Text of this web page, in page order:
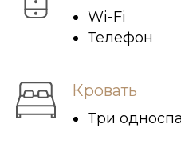
Wi-Fi
Телефон
Кровать
Три